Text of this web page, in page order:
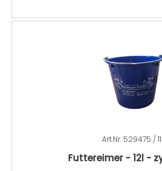
Art.Nr. 529475 /
Futtereimer - 12l -